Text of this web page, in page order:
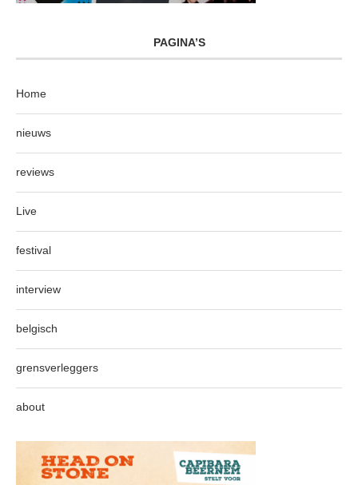
PAGINA’S
Home
nieuws
reviews
Live
festival
interview
belgisch
grensverleggers
about